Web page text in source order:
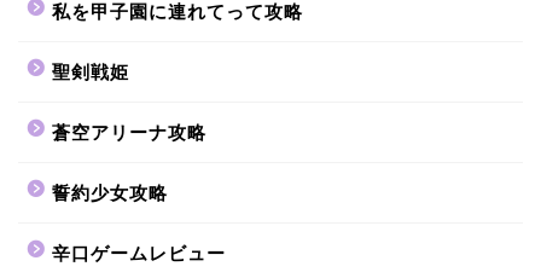
私を甲子園に連れてって攻略
聖剣戦姫
蒼空アリーナ攻略
誓約少女攻略
辛口ゲームレビュー